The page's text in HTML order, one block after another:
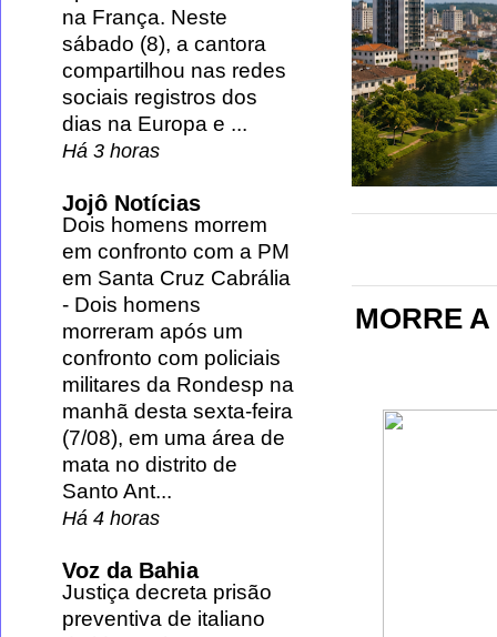
MORRE
na França. Neste
sábado (8), a cantora
compartilhou nas redes
sociais registros dos
dias na Europa e ...
Há 3 horas
Jojô Notícias
Dois homens morrem
em confronto com a PM
em Santa Cruz Cabrália
- Dois homens
morreram após um
confronto com policiais
militares da Rondesp na
manhã desta sexta-feira
(7/08), em uma área de
mata no distrito de
Santo Ant...
Há 4 horas
Voz da Bahia
Justiça decreta prisão
preventiva de italiano